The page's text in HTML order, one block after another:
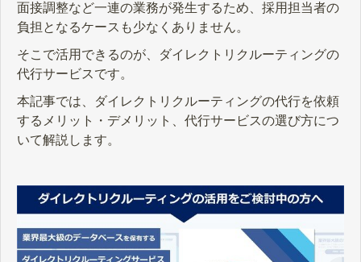
面接調整など一連の業務が発生するため、採用担当者の
負担となるケースも少なくありません。
そこで活用できるのが、ダイレクトリクルーティングの
代行サービスです。
本記事では、ダイレクトリクルーティングの代行を依頼
するメリット・デメリット、代行サービスの選び方につ
いて解説します。